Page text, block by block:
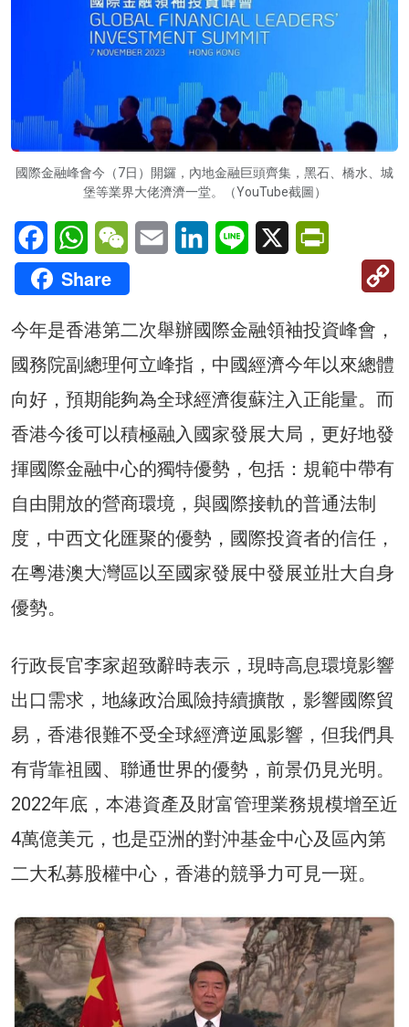
國際金融峰會今（7日）開鑼，內地金融巨頭齊集，黑石、橋水、城
堡等業界大佬濟濟一堂。（YouTube截圖）
FacebookWhatsAppWeChatEmail LinkedInLine X
Share
今年是香港第二次舉辦國際金融領袖投資峰會，
國務院副總理何立峰指，中國經濟今年以來總體
向好，預期能夠為全球經濟復蘇注入正能量。而
香港今後可以積極融入國家發展大局，更好地發
揮國際金融中心的獨特優勢，包括：規範中帶有
自由開放的營商環境，與國際接軌的普通法制
度，中西文化匯聚的優勢，國際投資者的信任，
在粵港澳大灣區以至國家發展中發展並壯大自身
優勢。
行政長官李家超致辭時表示，現時高息環境影響
出口需求，地緣政治風險持續擴散，影響國際貿
易，香港很難不受全球經濟逆風影響，但我們具
有背靠祖國、聯通世界的優勢，前景仍見光明。
2022年底，本港資產及財富管理業務規模增至近
4萬億美元，也是亞洲的對沖基金中心及區內第
二大私募股權中心，香港的競爭力可見一斑。